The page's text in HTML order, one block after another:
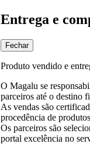
Entrega e
Fechar
Produto vendido e
O Magalu se
parceiros até o destino
As vendas são
procedência de
Os parceiros são
portal excelência no